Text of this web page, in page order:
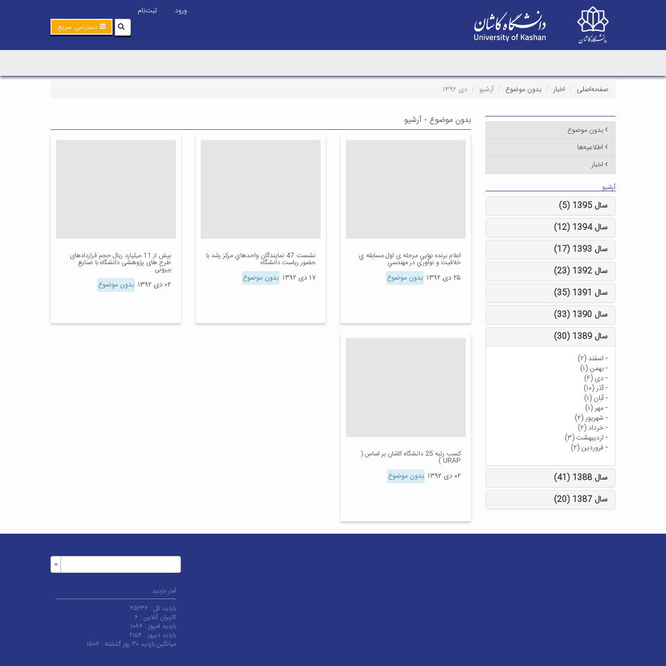
ورود |
ثبت‌نام
دسترسی سریع
صفحه‌اصلی اخبار بدون موضوع آرشیو دی ۱۳۹۲
بدون موضوع - آرشیو
اعلام برنده نهايي مرحله ی اول مسابقه ي
خلاقيت و نوآوري در مهندسي
۲۵ دی ۱۳۹۲ بدون موضوع
نشست 47 نمايندگان واحدهاي مركز رشد با
حضور رياست دانشگاه
۱۷ دی ۱۳۹۲ بدون موضوع
بیش از 11 میلیارد ریال حجم قراردادهای
طرح های پژوهشی دانشگاه با صنایع
بیرونی
۰۲ دی ۱۳۹۲ بدون موضوع
کسب رتبه 25 دانشگاه کاشان بر اساس (
URAP )
۰۲ دی ۱۳۹۲ بدون موضوع
بدون موضوع
اطلاعیه‌ها
اخبار
آرشیو
سال 1395 (5)
سال 1394 (12)
سال 1393 (17)
سال 1392 (23)
سال 1391 (35)
سال 1390 (33)
سال 1389 (30)
- اسفند (۲)
-بهمن (۱)
- دی (۶)
-آذر (۱۰)
-آبان (۱)
-مهر (۱)
- شهریور (۲)
-خرداد (۲)
- اردیبهشت (۳)
- فروردین (۲)
سال 1388 (41)
سال 1387 (20)
آمار بازدید
بازدید کل : ۴۵۲۳۶
کاربران آنلاین : ۶
بازدید امروز : ۱۰۸۶
بازدید دیروز : ۲۱۵۴
میانگین بازدید ۳۰ روز گذشته :
۱۵۰۸